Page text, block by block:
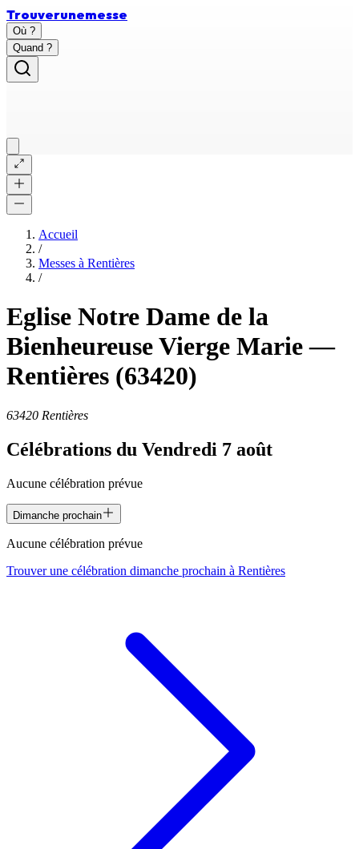
Trouverunemesse
Où ?
Quand ?
Accueil
/
Messes à Rentières
/
Eglise Notre Dame de la
Bienheureuse Vierge Marie—
Rentières (63420)
63420 Rentières
Célébrations du Vendredi 7 août
Aucune célébration prévue
Dimanche prochain
Aucune célébration prévue
Trouver une célébration dimanche prochain à Rentières